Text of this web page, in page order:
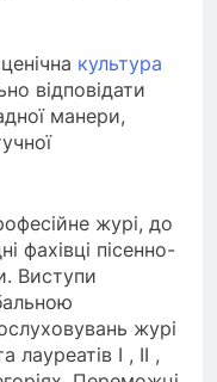
культура
відповідати
манери,
журі, до
фахівці пісенно-
Виступи
журі
І , ІІ ,